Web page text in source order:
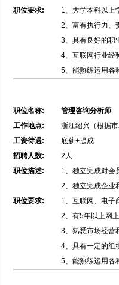
职位要求:
1、大学本科以上
2、富有执行力、
3、具有良好的职
4、互联网行业经
5、能熟练运用各
职位名称:
管理咨询分析师
工作地点:
浙江绍兴（根据
工资待遇:
底薪+提成
招聘人数:
2人
职位描述:
1、独立完成对会
2、独立完成企业
职位要求:
1、互联网、电子
2、有5年以上网
3、熟悉市场经营
4、具有一定的组
5、能熟练运用各